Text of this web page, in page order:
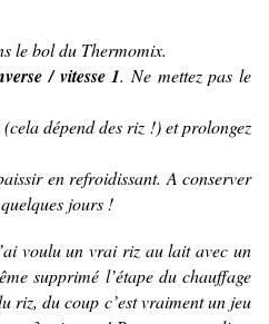
le bol du Thermomix.
/ vitesse 1. Ne mettez pas le
dépend des riz !) et prolongez
en refroidissant. A conserver
jours !
voulu un vrai riz au lait avec un
supprimé l’étape du chauffage
riz, du coup c’est vraiment un jeu